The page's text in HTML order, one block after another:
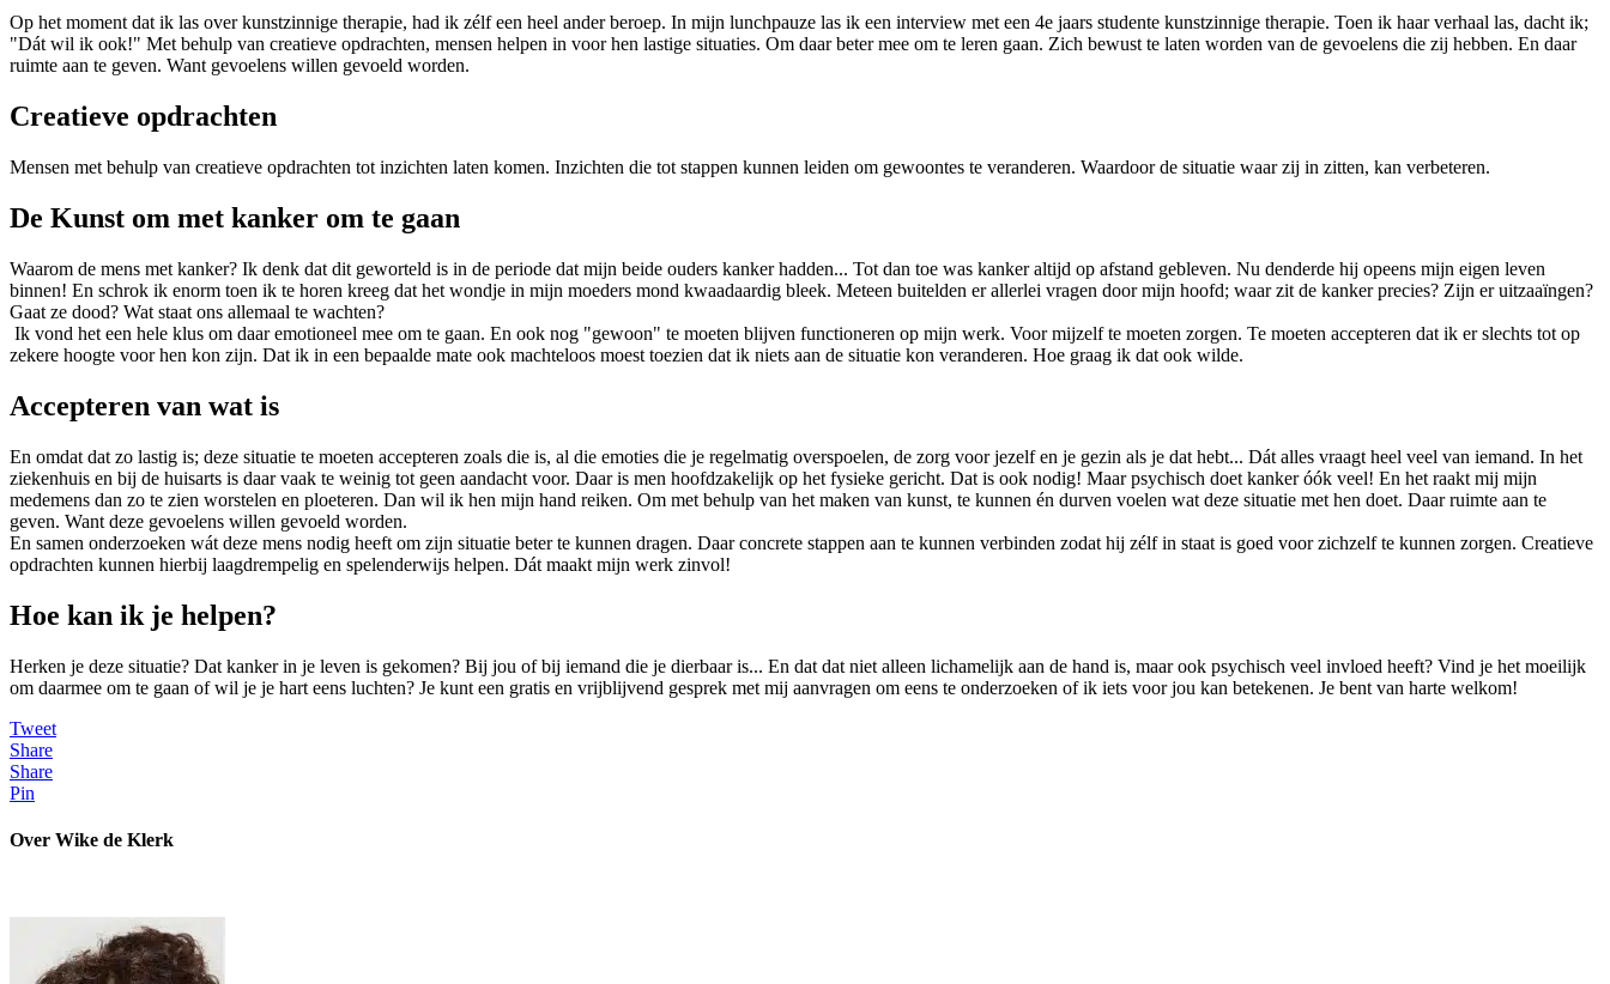
Op het moment dat ik las over kunstzinnige therapie, had ik zélf een heel ander beroep. In mijn lunchpauze las ik een interview met een 4e jaars studente kunstzinnige therapie. Toen ik haar verhaal las, dacht ik;
"Dát wil ik ook!" Met behulp van creatieve opdrachten, mensen helpen in voor hen lastige situaties. Om daar beter mee om te leren gaan. Zich bewust te laten worden van de gevoelens die zij hebben. En daar
ruimte aan te geven. Want gevoelens willen gevoeld worden.
Creatieve opdrachten
Mensen met behulp van creatieve opdrachten tot inzichten laten komen. Inzichten die tot stappen kunnen leiden om gewoontes te veranderen. Waardoor de situatie waar zij in zitten, kan verbeteren.
De Kunst om met kanker om te gaan
Waarom de mens met kanker? Ik denk dat dit geworteld is in de periode dat mijn beide ouders kanker hadden... Tot dan toe was kanker altijd op afstand gebleven. Nu denderde hij opeens mijn eigen leven
binnen! En schrok ik enorm toen ik te horen kreeg dat het wondje in mijn moeders mond kwaadaardig bleek. Meteen buitelden er allerlei vragen door mijn hoofd; waar zit de kanker precies? Zijn er uitzaaïngen?
Gaat ze dood? Wat staat ons allemaal te wachten?
Ik vond het een hele klus om daar emotioneel mee om te gaan. En ook nog "gewoon" te moeten blijven functioneren op mijn werk. Voor mijzelf te moeten zorgen. Te moeten accepteren dat ik er slechts tot op
zekere hoogte voor hen kon zijn. Dat ik in een bepaalde mate ook machteloos moest toezien dat ik niets aan de situatie kon veranderen. Hoe graag ik dat ook wilde.
Accepteren van wat is
En omdat dat zo lastig is; deze situatie te moeten accepteren zoals die is, al die emoties die je regelmatig overspoelen, de zorg voor jezelf en je gezin als je dat hebt... Dát alles vraagt heel veel van iemand. In het
ziekenhuis en bij de huisarts is daar vaak te weinig tot geen aandacht voor. Daar is men hoofdzakelijk op het fysieke gericht. Dat is ook nodig! Maar psychisch doet kanker óók veel! En het raakt mij mijn
medemens dan zo te zien worstelen en ploeteren. Dan wil ik hen mijn hand reiken. Om met behulp van het maken van kunst, te kunnen én durven voelen wat deze situatie met hen doet. Daar ruimte aan te
geven. Want deze gevoelens willen gevoeld worden.
En samen onderzoeken wát deze mens nodig heeft om zijn situatie beter te kunnen dragen. Daar concrete stappen aan te kunnen verbinden zodat hij zélf in staat is goed voor zichzelf te kunnen zorgen. Creatieve
opdrachten kunnen hierbij laagdrempelig en spelenderwijs helpen. Dát maakt mijn werk zinvol!
Hoe kan ik je helpen?
Herken je deze situatie? Dat kanker in je leven is gekomen? Bij jou of bij iemand die je dierbaar is... En dat dat niet alleen lichamelijk aan de hand is, maar ook psychisch veel invloed heeft? Vind je het moeilijk
om daarmee om te gaan of wil je je hart eens luchten? Je kunt een gratis en vrijblijvend gesprek met mij aanvragen om eens te onderzoeken of ik iets voor jou kan betekenen. Je bent van harte welkom!
Tweet
Share
Share
Pin
Over Wike de Klerk